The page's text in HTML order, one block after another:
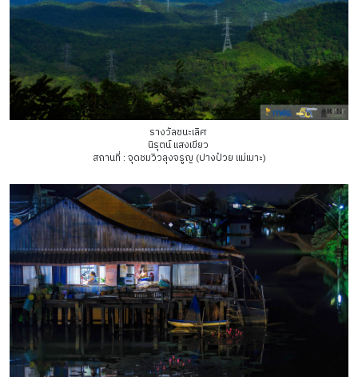
รางวัลชนะเลิศ
นิรุตน์ แสงเขียว
สถานที่ : จุดชมวิวลุงจรูญ (ปางป๋วย แม่เมาะ)